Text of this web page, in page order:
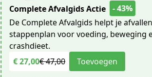
Complete Afvalgids Actie
- 43%
De Complete Afvalgids helpt je
stappenplan voor voeding, beweging
crashdieet.
€ 27,00€ 47,00 Toevoegen